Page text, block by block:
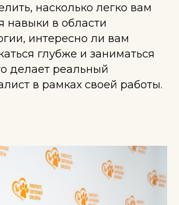
насколько легко вам
навыки в области
интересно ли вам
глубже и заниматься
делает реальный
в рамках своей работы.